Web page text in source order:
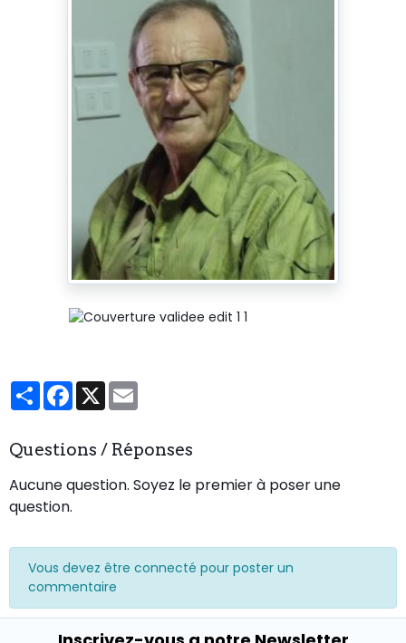
PartagerFacebook
X
Questions / Réponses
Aucune question. Soyez le premier à poser une
question.
Vous devez être connecté pour poster un
commentaire